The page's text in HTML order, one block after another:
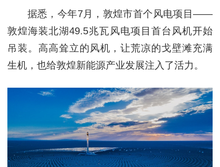
据悉，今年7月，敦煌市首个风电项目——
敦煌海装北湖49.5兆瓦风电项目首台风机开始
吊装。高高耸立的风机，让荒凉的戈壁滩充满
生机，也给敦煌新能源产业发展注入了活力。